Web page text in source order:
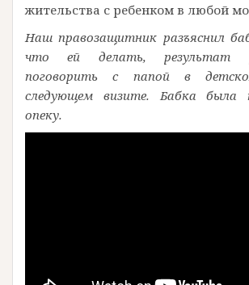
жительства с ребенком в любой
Наш правозащитник разъяснил
что ей делать, результат
поговорить с папой в
следующем визите. Бабка была
опеку.